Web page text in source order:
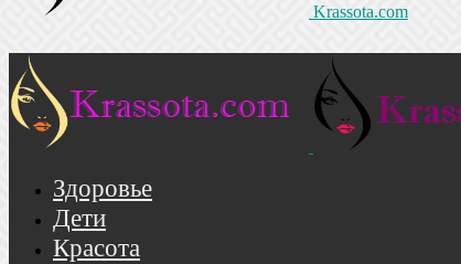
Krassota.com
Здоровье
Дети
Красота